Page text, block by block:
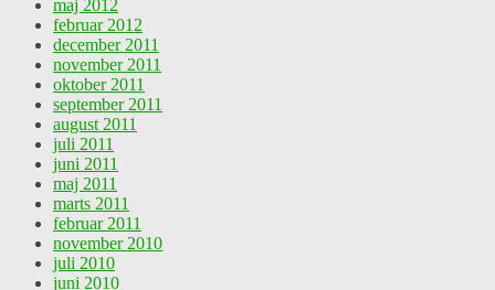
maj 2012
februar 2012
december 2011
november 2011
oktober 2011
september 2011
august 2011
juli 2011
juni 2011
maj 2011
marts 2011
februar 2011
november 2010
juli 2010
juni 2010